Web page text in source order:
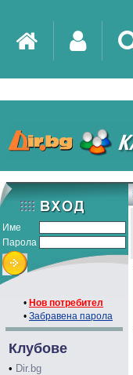
Име
Парола
• Нов потребител
• Забравена парола
Клубове
• Dir.bg